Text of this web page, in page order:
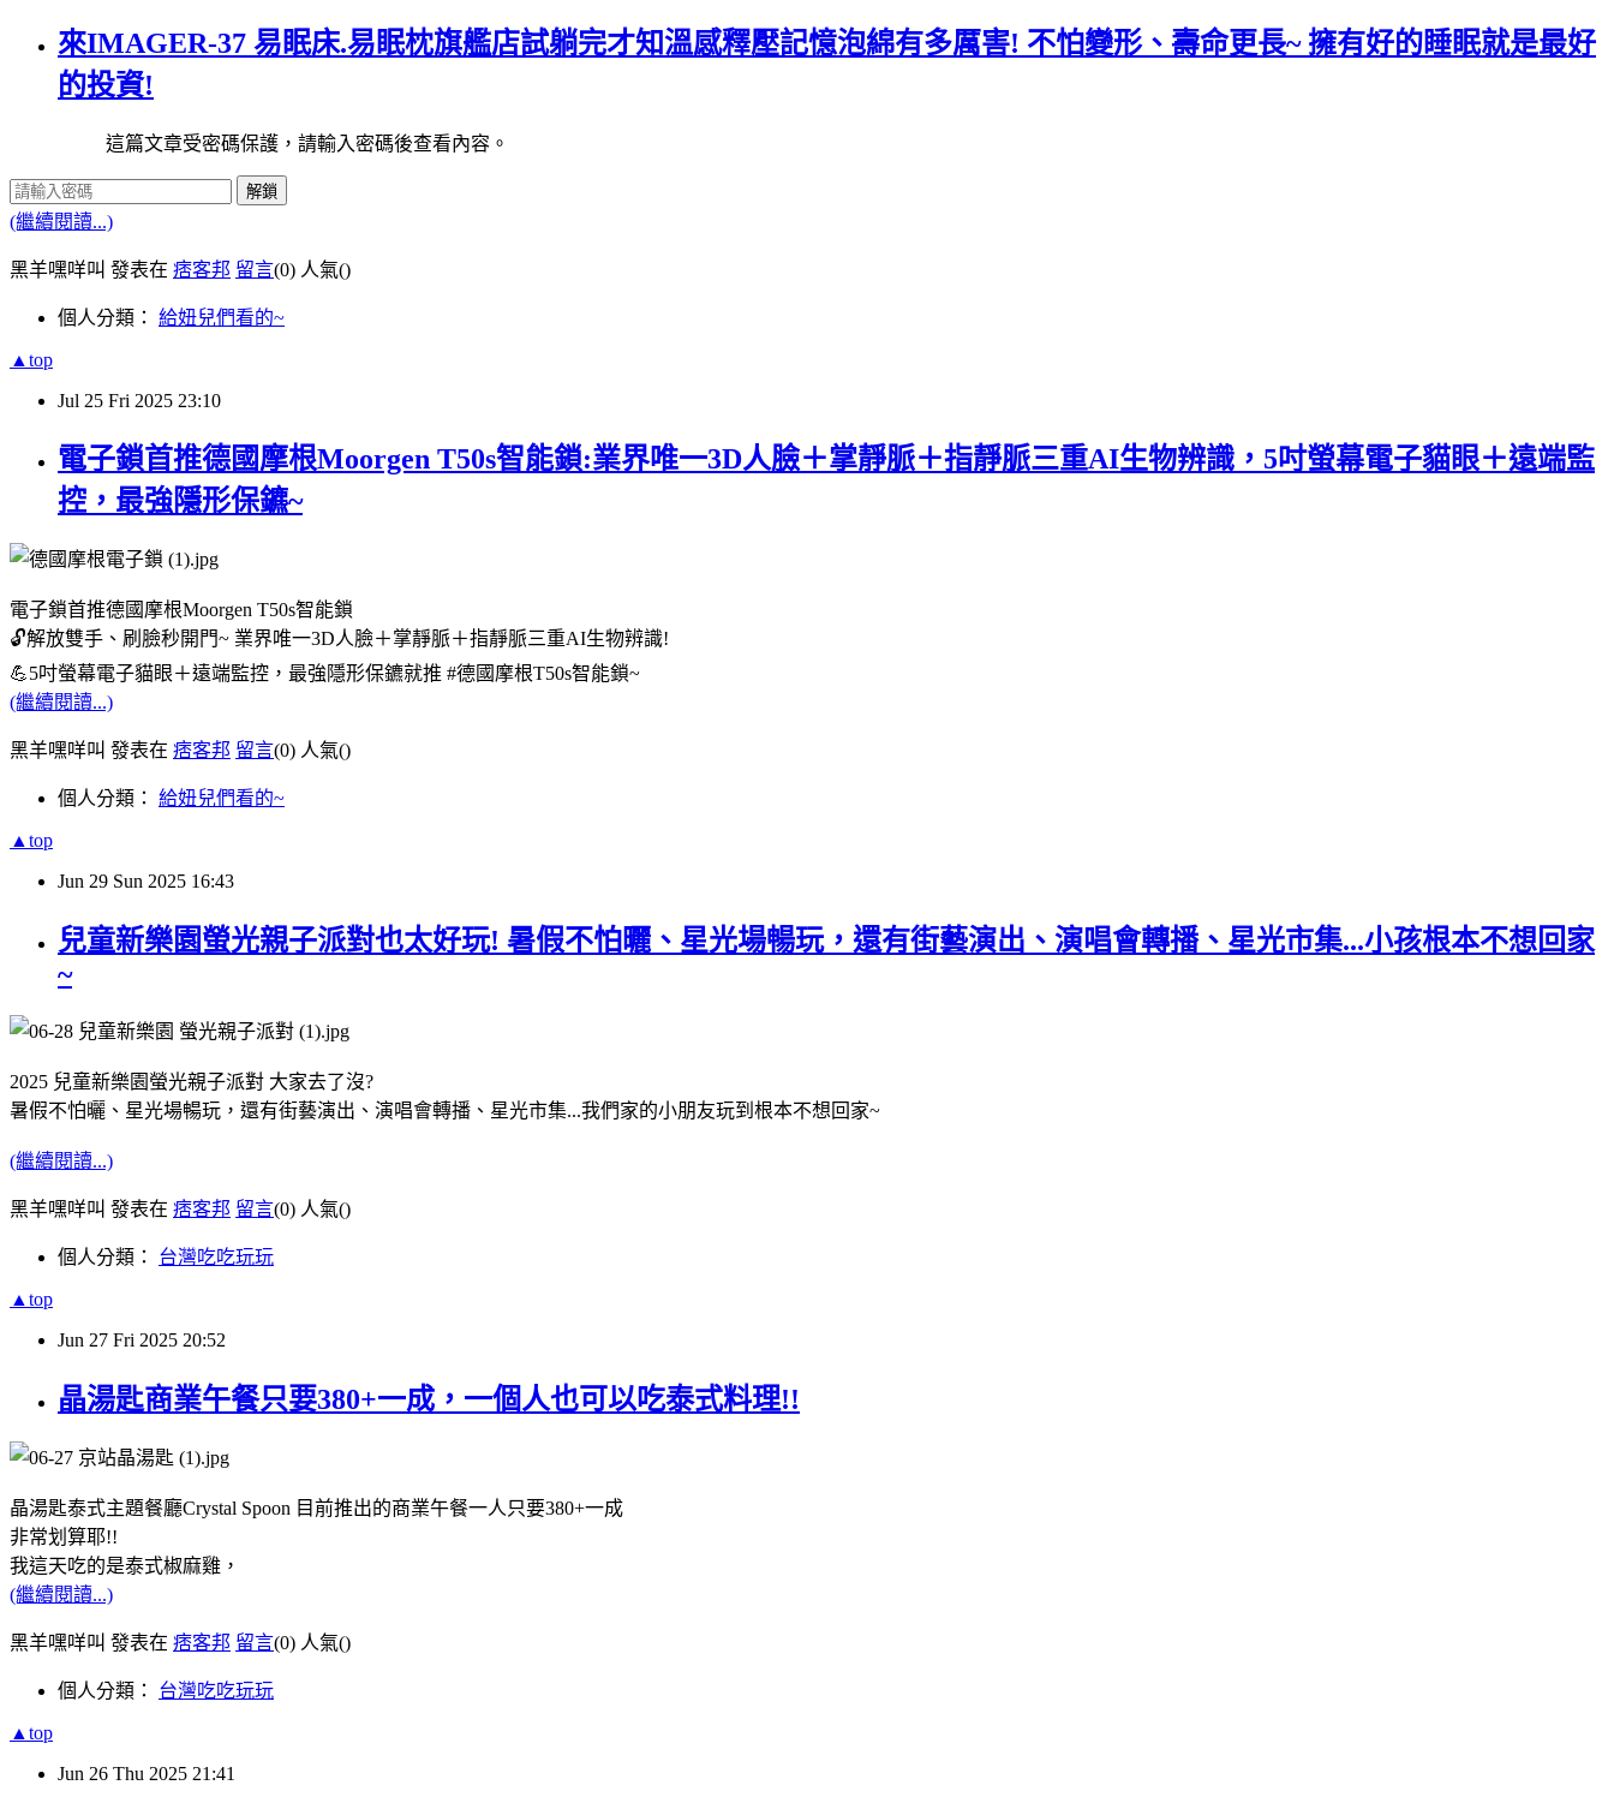
來IMAGER-37 易眠床.易眠枕旗艦店試躺完才知溫感釋壓記憶泡綿有多厲害! 不怕變形、壽命更長~ 擁有好的睡眠就是最好
的投資!
這篇文章受密碼保護，請輸入密碼後查看內容。
解鎖
(繼續閱讀...)
黑羊嘿咩叫 發表在 痞客邦 留言(0) 人氣()
個人分類： 給妞兒們看的~
▲top
Jul 25 Fri 2025 23:10
電子鎖首推德國摩根Moorgen T50s智能鎖:業界唯一3D人臉＋掌靜脈＋指靜脈三重AI生物辨識，5吋螢幕電子貓眼＋遠端監
控，最強隱形保鑣~
電子鎖首推德國摩根Moorgen T50s智能鎖
🔓️解放雙手、刷臉秒開門~ 業界唯一3D人臉＋掌靜脈＋指靜脈三重AI生物辨識!
💪5吋螢幕電子貓眼＋遠端監控，最強隱形保鑣就推 #德國摩根T50s智能鎖~
(繼續閱讀...)
黑羊嘿咩叫 發表在 痞客邦 留言(0) 人氣()
個人分類： 給妞兒們看的~
▲top
Jun 29 Sun 2025 16:43
兒童新樂園螢光親子派對也太好玩! 暑假不怕曬、星光場暢玩，還有街藝演出、演唱會轉播、星光市集...小孩根本不想回家
~
2025 兒童新樂園螢光親子派對 大家去了沒?
暑假不怕曬、星光場暢玩，還有街藝演出、演唱會轉播、星光市集...我們家的小朋友玩到根本不想回家~
(繼續閱讀...)
黑羊嘿咩叫 發表在 痞客邦 留言(0) 人氣()
個人分類： 台灣吃吃玩玩
▲top
Jun 27 Fri 2025 20:52
晶湯匙商業午餐只要380+一成，一個人也可以吃泰式料理!!
晶湯匙泰式主題餐廳Crystal Spoon 目前推出的商業午餐一人只要380+一成
非常划算耶!!
我這天吃的是泰式椒麻雞，
(繼續閱讀...)
黑羊嘿咩叫 發表在 痞客邦 留言(0) 人氣()
個人分類： 台灣吃吃玩玩
▲top
Jun 26 Thu 2025 21:41